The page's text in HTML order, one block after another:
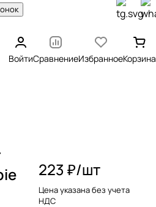
ВойтиСравнениеИзбранноеКорзина
223 ₽/шт
Цена указана без учета
НДС